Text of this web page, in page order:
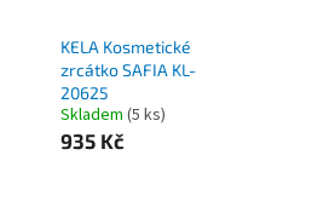
KELA Kosmetické
zrcátko SAFIA KL-
20625
Skladem (5 ks)
935 Kč